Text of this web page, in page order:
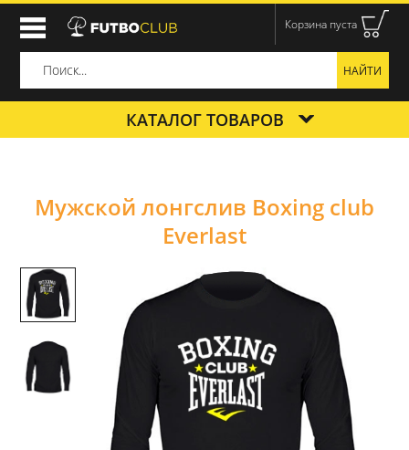
Корзина пуста
КАТАЛОГ ТОВАРОВ
Мужской лонгслив Boxing club
Everlast